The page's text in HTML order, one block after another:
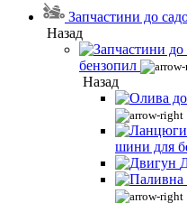
Запчастини до
Назад
бензопил
Назад
шини для